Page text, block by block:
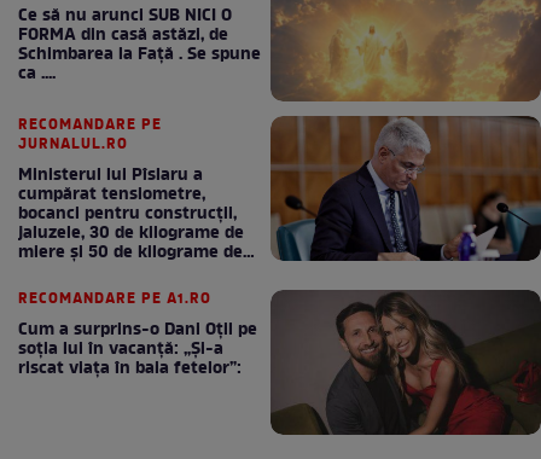
Ce să nu arunci SUB NICI O
FORMA din casă astăzi, de
Schimbarea la Față . Se spune
ca ....
RECOMANDARE PE
JURNALUL.RO
Ministerul lui Pîslaru a
cumpărat tensiometre,
bocanci pentru construcții,
jaluzele, 30 de kilograme de
miere și 50 de kilograme de
RECOMANDARE PE A1.RO
Cum a surprins-o Dani Oțil pe
soția lui în vacanță: „Și-a
riscat viața în baia fetelor”: